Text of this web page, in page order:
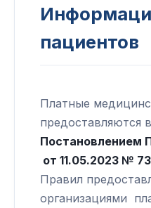
пациентов
Платные
предоставляются
Постановлением
от 11.05.2023 №
Правил
организациями